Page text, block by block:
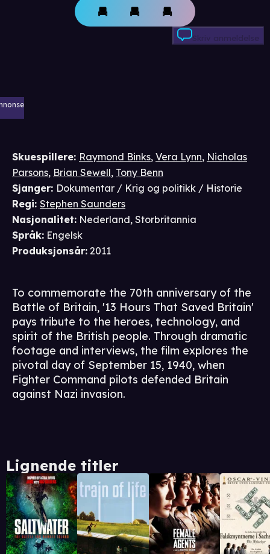
Skriv anmeldelse
Skuespillere: Raymond Binks, Vera Lynn, Nicholas
Parsons, Brian Sewell, Tony Benn
Sjanger: Dokumentar / Krig og politikk / Historie
Regi: Stephen Saunders
Nasjonalitet: Nederland, Storbritannia
Språk: Engelsk
Produksjonsår: 2011
To commemorate the 70th anniversary of the
Battle of Britain, '13 Hours That Saved Britain'
pays tribute to the heroes, technology, and
spirit of the British people. Through dramatic
footage and interviews, the film explores the
pivotal day of September 15, 1940, when
Fighter Command pilots defended Britain
against Nazi invasion.
Lignende titler